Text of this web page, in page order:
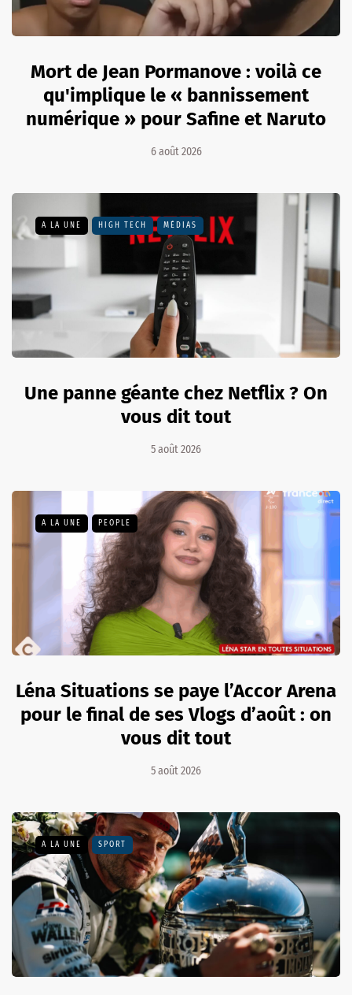
Mort de Jean Pormanove : voilà ce
qu'implique le « bannissement
numérique » pour Safine et Naruto
6 août 2026
A LA UNE HIGH TECH MÉDIAS
Une panne géante chez Netflix ? On
vous dit tout
5 août 2026
A LA UNE PEOPLE
Léna Situations se paye l’Accor Arena
pour le final de ses Vlogs d’août : on
vous dit tout
5 août 2026
A LA UNE SPORT